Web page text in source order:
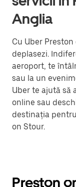
Anglia
Cu Uber
deplasezi.
aeroport, te
sau la un
Uber te ajută să
online sau
destinația
on Stour.
Preston